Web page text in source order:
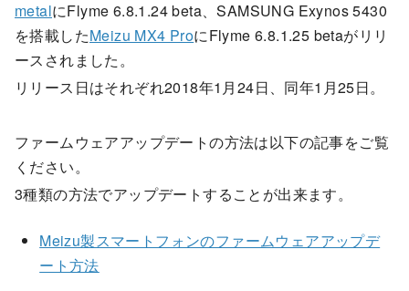
metalにFlyme 6.8.1.24 beta、SAMSUNG Exynos 5430
を搭載したMeizu MX4 ProにFlyme 6.8.1.25 betaがリリ
ースされました。
リリース日はそれぞれ2018年1月24日、同年1月25日。
ファームウェアアップデートの方法は以下の記事をご覧
ください。
3種類の方法でアップデートすることが出来ます。
Meizu製スマートフォンのファームウェアアップデ
ート方法